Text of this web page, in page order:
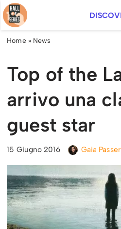
Vai
al
Home» News
Top of the
arrivo una
guest star
15 Giugno 2016 Gaia